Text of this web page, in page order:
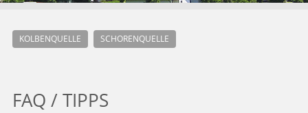
KOLBENQUELLE SCHORENQUELLE
FAQ / TIPPS